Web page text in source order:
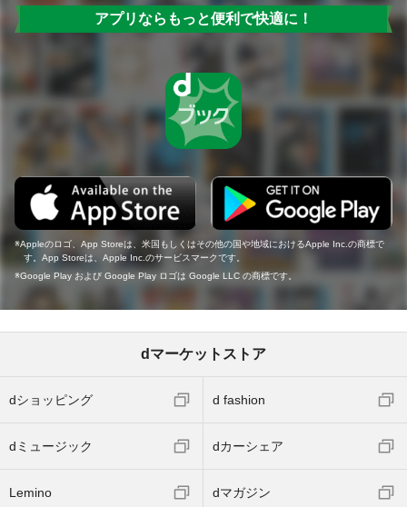
アプリならもっと便利で快適に！
Appleのロゴ、App Storeは、米国もしくはその他の国や地域におけるApple Inc.の商標で
す。App Storeは、Apple Inc.のサービスマークです。
Google Play および Google Play ロゴは Google LLC の商標です。
dマーケットストア
dショッピング d fashion
dミュージック dカーシェア
Lemino dマガジン